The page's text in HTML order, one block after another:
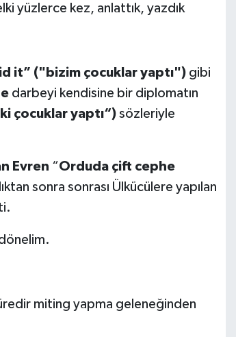
yüzlerce kez, anlattık, yazdık
it” ("bizim çocuklar yaptı")gibi
darbeyi kendisine bir diplomatın
çocuklar yaptı“)sözleriyle
Evren “Orduda çift cephe
sonra sonrası Ülkücülere yapılan
miting yapma geleneğinden